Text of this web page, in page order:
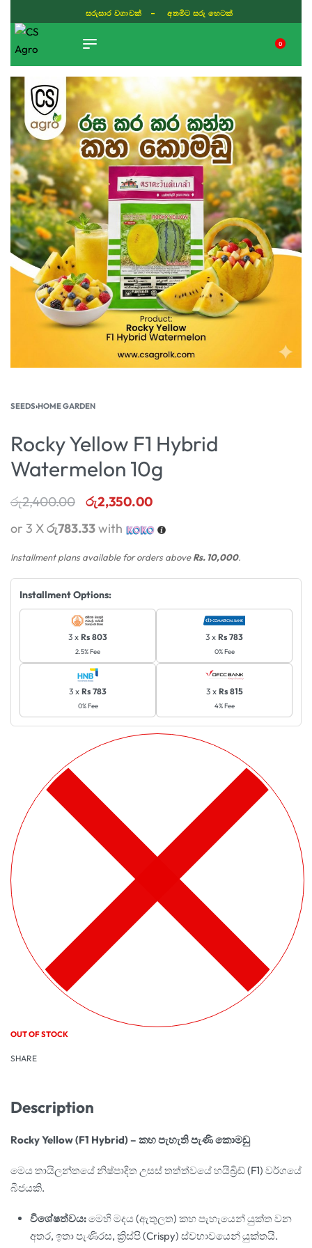
සරුසාර වගාවක් - අතමිට සරු හෙටක්
0
SEEDS›HOME GARDEN
Rocky Yellow F1 Hybrid
Watermelon 10g
රු2,400.00 රු2,350.00
or 3 Xරු783.33with
Installment plans available for orders aboveRs. 10,000.
Installment Options:
3 x Rs 803
2.5% Fee
3 x Rs 783
0% Fee
3 x Rs 783
0% Fee
3 x Rs 815
4% Fee
OUT OF STOCK
SHARE
Description
Rocky Yellow (F1 Hybrid) – කහ පැහැති පැණි කොමඩු
මෙය තායිලන්තයේ නිෂ්පාදිත උසස් තත්ත්වයේ හයිබ්‍රිඩ් (F1) වර්ගයේ
බීජයකි.
විශේෂත්වය:මෙහි මදය (ඇතුලත) කහ පැහැයෙන් යුක්ත වන
අතර, ඉතා පැණිරස, ක්‍රිස්පි (Crispy) ස්වභාවයෙන් යුක්තයි.